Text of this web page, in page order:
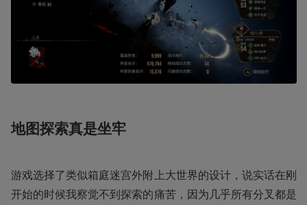
地图探索真是坐牢
游戏选择了类似箱庭迷宫外附上大世界的设计，说实话在刚
开始的时候我察觉不到探索的痛苦，因为几乎所有分叉都是